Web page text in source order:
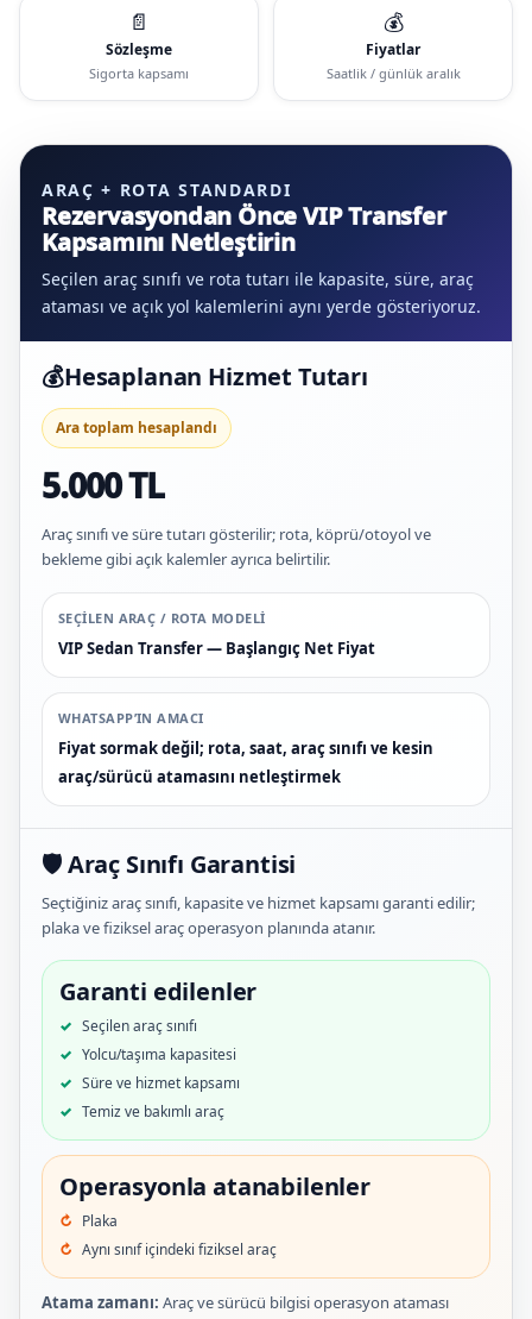
📄
Sözleşme
Sigorta kapsamı
💰
Fiyatlar
Saatlik / günlük aralık
ARAÇ + ROTA STANDARDI
Rezervasyondan Önce VIP Transfer
Kapsamını Netleştirin
Seçilen araç sınıfı ve rota tutarı ile kapasite, süre, araç
ataması ve açık yol kalemlerini aynı yerde gösteriyoruz.
💰Hesaplanan Hizmet Tutarı
Ara toplam hesaplandı
5.000 TL
Araç sınıfı ve süre tutarı gösterilir; rota, köprü/otoyol ve
bekleme gibi açık kalemler ayrıca belirtilir.
SEÇILEN ARAÇ / ROTA MODELI
VIP Sedan Transfer — Başlangıç Net Fiyat
WHATSAPP’IN AMACI
Fiyat sormak değil; rota, saat, araç sınıfı ve kesin
araç/sürücü atamasını netleştirmek
🛡️ Araç Sınıfı Garantisi
Seçtiğiniz araç sınıfı, kapasite ve hizmet kapsamı garanti edilir;
plaka ve fiziksel araç operasyon planında atanır.
Garanti edilenler
Seçilen araç sınıfı
Yolcu/taşıma kapasitesi
Süre ve hizmet kapsamı
Temiz ve bakımlı araç
Operasyonla atanabilenler
Plaka
Aynı sınıf içindeki fiziksel araç
Atama zamanı: Araç ve sürücü bilgisi operasyon ataması